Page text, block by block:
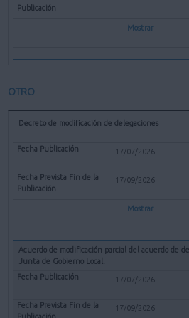
Mostrar
OTRO
Decreto de modificación de delegaciones
17/07/2026
17/09/2026
Mostrar
Acuerdo de modificación parcial del acuerdo de
Junta de Gobierno Local.
17/07/2026
17/09/2026